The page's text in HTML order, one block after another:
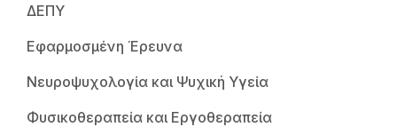
ΔΕΠΥ
Εφαρμοσμένη Έρευνα
Νευροψυχολογία και Ψυχική Υγεία
Φυσικοθεραπεία και Εργοθεραπεία